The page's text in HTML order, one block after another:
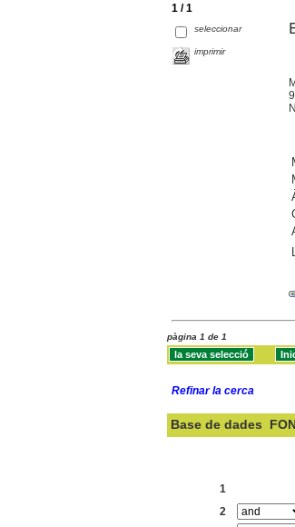
1 / 1
seleccionar
imprimir
pàgina 1 de 1
Refinar la cerca
Base de dades
1
2